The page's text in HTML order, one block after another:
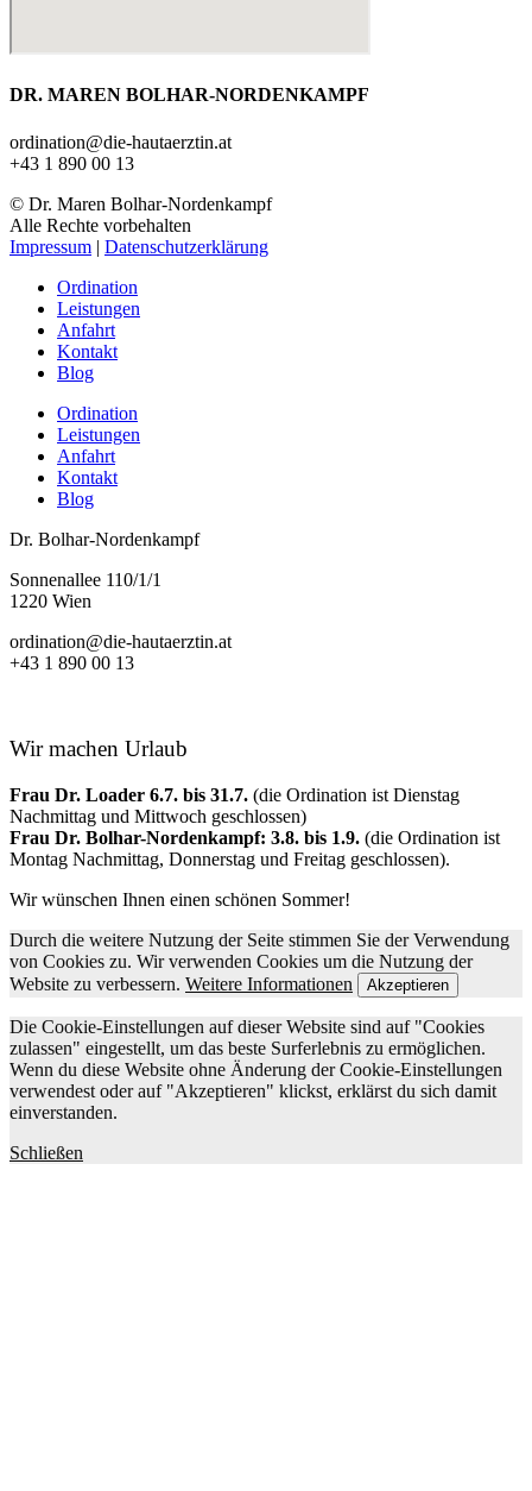
DR. MAREN BOLHAR-NORDENKAMPF
ordination@die-hautaerztin.at
+43 1 890 00 13
© Dr. Maren Bolhar-Nordenkampf
Alle Rechte vorbehalten
Impressum | Datenschutzerklärung
Ordination
Leistungen
Anfahrt
Kontakt
Blog
Ordination
Leistungen
Anfahrt
Kontakt
Blog
Dr. Bolhar-Nordenkampf
Sonnenallee 110/1/1
1220 Wien
ordination@die-hautaerztin.at
+43 1 890 00 13
Wir machen Urlaub
Frau Dr. Loader 6.7. bis 31.7. (die Ordination ist Dienstag
Nachmittag und Mittwoch geschlossen)
Frau Dr. Bolhar-Nordenkampf: 3.8. bis 1.9. (die Ordination ist
Montag Nachmittag, Donnerstag und Freitag geschlossen).
Wir wünschen Ihnen einen schönen Sommer!
Durch die weitere Nutzung der Seite stimmen Sie der Verwendung
von Cookies zu. Wir verwenden Cookies um die Nutzung der
Website zu verbessern. Weitere Informationen Akzeptieren
Die Cookie-Einstellungen auf dieser Website sind auf "Cookies
zulassen" eingestellt, um das beste Surferlebnis zu ermöglichen.
Wenn du diese Website ohne Änderung der Cookie-Einstellungen
verwendest oder auf "Akzeptieren" klickst, erklärst du sich damit
einverstanden.
Schließen